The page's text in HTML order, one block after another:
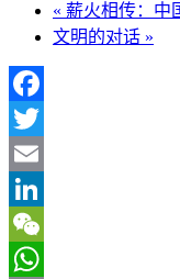
« 薪火相传：中
文明的对话 »
Facebook
Twitter
Email
LinkedIn
WeChat